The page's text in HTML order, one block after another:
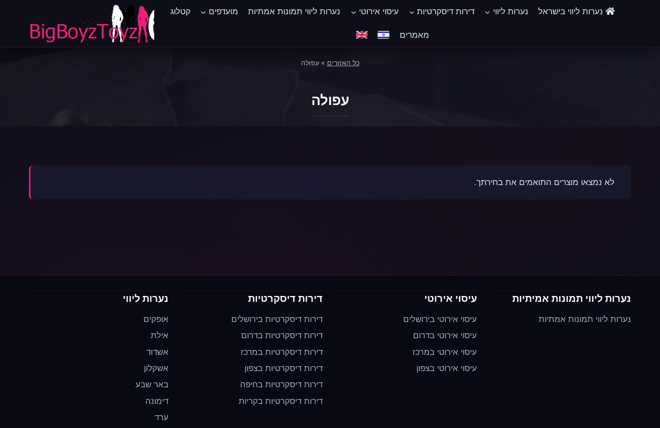
נערות ליווי בישראל נערות ליווי דירות דיסקרטיות עיסוי אירוטי נערות ליווי תמונות אמתיות מועדפים קטלוג
‏מאמרים
כל האזורים »עפולה
עפולה
לא נמצאו מוצרים התואמים את בחירתך.
נערות ליווי תמונות אמיתיות
נערות ליווי תמונות אמתיות
עיסוי אירוטי
עיסוי אירוטי בירושלים
עיסוי אירוטי בדרום
עיסוי אירוטי במרכז
עיסוי אירוטי בצפון
דירות דיסקרטיות
דירות דיסקרטיות בירושלים
דירות דיסקרטיות בדרום
דירות דיסקרטיות במרכז
דירות דיסקרטיות בצפון
דירות דיסקרטיות בחיפה
דירות דיסקרטיות בקריות
נערות ליווי
אופקים
אילת
אשדוד
אשקלון
באר שבע
דימונה
ערד